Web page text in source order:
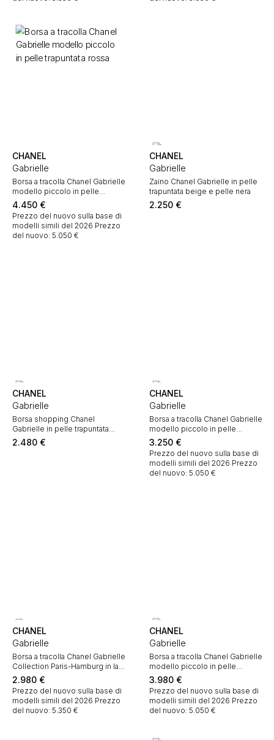
CHANEL
Gabrielle
Borsa a tracolla Chanel Gabrielle
modello piccolo in pelle
trapuntata rossa
4.450 €
Prezzo del nuovo sulla base di
modelli simili del 2026 Prezzo
del nuovo: 5.050 €
CHANEL
Gabrielle
Zaino Chanel Gabrielle in pelle
trapuntata beige e pelle nera
2.250 €
CHANEL
Gabrielle
Borsa shopping Chanel
Gabrielle in pelle trapuntata
beige e pelle Noir
2.480 €
CHANEL
Gabrielle
Borsa a tracolla Chanel Gabrielle
modello piccolo in pelle
trapuntata beige e pelle nera
3.250 €
Prezzo del nuovo sulla base di
modelli simili del 2026 Prezzo
del nuovo: 5.050 €
CHANEL
Gabrielle
Borsa a tracolla Chanel Gabrielle
Collection Paris-Hamburg in lana
blu marino con motivo e pelle
nera
2.980 €
Prezzo del nuovo sulla base di
modelli simili del 2026 Prezzo
del nuovo: 5.350 €
CHANEL
Gabrielle
Borsa a tracolla Chanel Gabrielle
modello piccolo in pelle
trapuntata blu marino e paillettes
3.980 €
Prezzo del nuovo sulla base di
modelli simili del 2026 Prezzo
del nuovo: 5.050 €